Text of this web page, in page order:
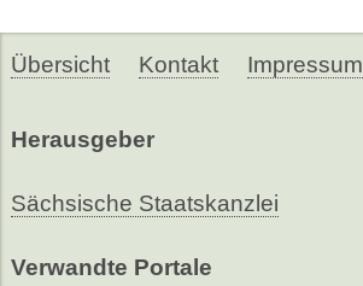
Übersicht Kontakt Impressum
Herausgeber
Sächsische Staatskanzlei
Verwandte Portale